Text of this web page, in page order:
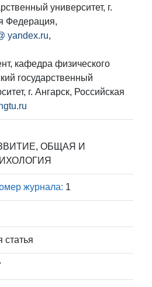
университет, г.
Федерация,
yandex.ru,
кафедра физического
государственный
г. Ангарск, Российская
ОБЩАЯ И
журнала: 1
статья